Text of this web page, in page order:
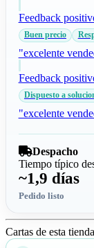
Feedback
Buen precio
"excelente
Feedback
Dispuesto a
"excelente
Despacho
Tiempo típico
~1,9 días
Pedido listo
Cartas de esta tienda